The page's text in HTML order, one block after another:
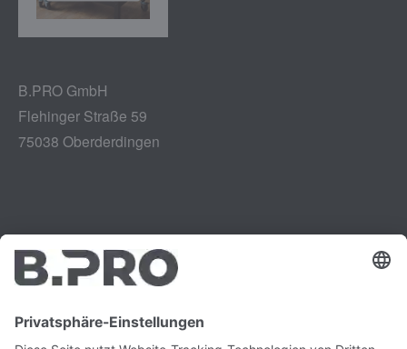
B.PRO GmbH
Flehinger Straße 59
75038 Oberderdingen
Impressum
Datenschutz
Schwachstellenmeldung